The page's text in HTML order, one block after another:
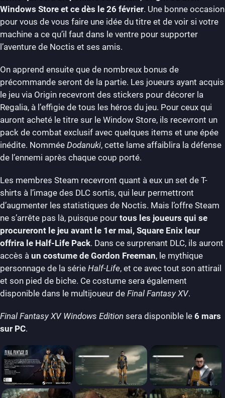
Windows Store et ce dès le 26 février. Une bonne occasion
pour vous de vous faire une idée du titre et de voir si votre
machine a ce qu’il faut dans le ventre pour supporter
l’aventure de Noctis et ses amis.
On apprend ensuite que de nombreux bonus de
précommande seront de la partie. Les joueurs ayant acquis
le jeu via Origin recevront des stickers pour décorer la
Regalia, à l’effigie de tous les héros du jeu. Pour ceux qui
auront acheté le titre sur le Window Store, ils recevront un
pack de combat exclusif avec quelques items et une épée
inédite. Nommée Dodanuki, cette lame affaiblira la défense
de l’ennemi après chaque coup porté.
Les membres Steam recevront quant à eux un set de T-
shirts à l’image des DLC sortis, qui leur permettront
d’augmenter les statistiques de Noctis. Mais l’offre Steam
ne s’arrête pas là, puisque pour tous les joueurs qui se
procureront le jeu avant le 1er mai, Square Enix leur
offrira le Half-Life Pack. Dans ce surprenant DLC, ils auront
accès à un costume de Gordon Freeman, le mythique
personnage de la série Half-Life, et ce avec tout son attirail
et son pied de biche. Ce costume sera également
disponible dans le multijoueur de Final Fantasy XV.
Final Fantasy XV Windows Edition sera disponible le 6 mars
sur PC.